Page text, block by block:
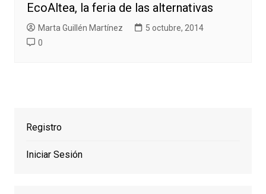
EcoAltea, la feria de las alternativas
Marta Guillén Martínez
5 octubre, 2014
0
Registro
Iniciar Sesión